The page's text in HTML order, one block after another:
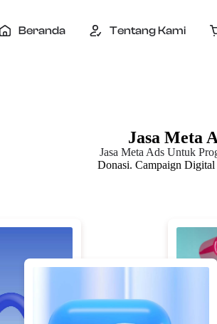
Beranda Tentang Kami
Jasa Meta
Jasa Meta Ads Untuk
Donasi. Campaign